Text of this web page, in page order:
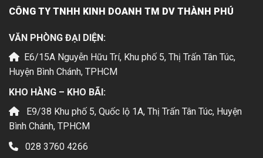
CÔNG TY TNHH KINH DOANH TM DV THÀNH PHÚ
VĂN PHÒNG ĐẠI DIỆN:
E6/15A Nguyễn Hữu Trí, Khu phố 5, Thị Trấn Tân Túc,
Huyện Bình Chánh, TPHCM
KHO HÀNG – KHO BÃI:
E9/38 Khu phố 5, Quốc lộ 1A, Thị Trấn Tân Túc, Huyện
Bình Chánh, TPHCM
028 3760 4266